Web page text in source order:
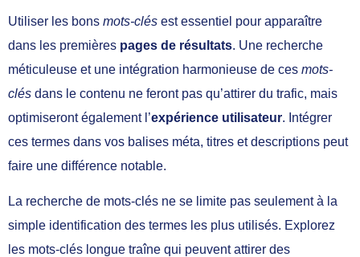
Utiliser les bons mots-clés est essentiel pour apparaître
dans les premières pages de résultats. Une recherche
méticuleuse et une intégration harmonieuse de ces mots-
clés dans le contenu ne feront pas qu’attirer du trafic, mais
optimiseront également l’expérience utilisateur. Intégrer
ces termes dans vos balises méta, titres et descriptions peut
faire une différence notable.
La recherche de mots-clés ne se limite pas seulement à la
simple identification des termes les plus utilisés. Explorez
les mots-clés longue traîne qui peuvent attirer des